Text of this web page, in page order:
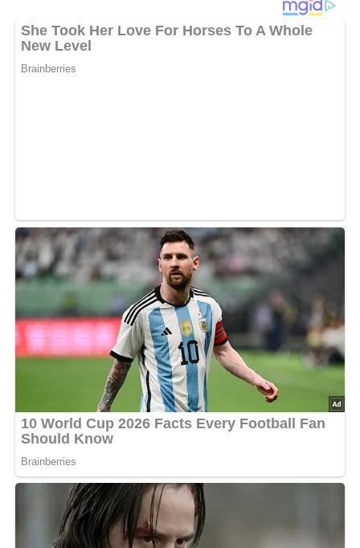
Diese Zutaten brauchen wir…
250 g Brokkoli
1 Becher saure Sahne (150 g)
2 EL Speisestärke
2 EL gehackte Petersilie
3 Zweige gehackter Majoran
1 EL geraspelter Parmesankäse (20 g)
Lob, Kritik, Fragen oder Anregungen zum Rezept?
Dann hinterlasse doch bitte einen Kommentar am
Ende dieser Seite & auch eine Bewertung!
Und so wird es gemacht…
Brokkoli in gesalzenem Wasser 3-5 Minuten vorgaren.
Nudeln nach Anweisung kochen.
Möhren in Scheiben schneiden. Champignons vierteln